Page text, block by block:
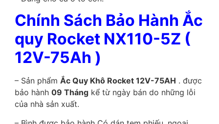
Chính Sách Bảo Hành Ắc
quy Rocket NX110-5Z (
12V-75Ah )
– Sản phẩm Ắc Quy Khô Rocket 12V-75AH . được
bảo hành 09 Tháng kể từ ngày bán do những lỗi
của nhà sản xuất.